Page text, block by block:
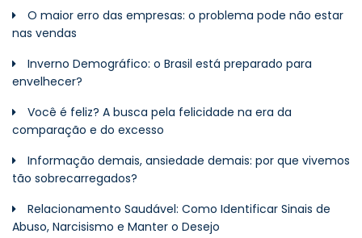
O maior erro das empresas: o problema pode não estar
nas vendas
Inverno Demográfico: o Brasil está preparado para
envelhecer?
Você é feliz? A busca pela felicidade na era da
comparação e do excesso
Informação demais, ansiedade demais: por que vivemos
tão sobrecarregados?
Relacionamento Saudável: Como Identificar Sinais de
Abuso, Narcisismo e Manter o Desejo